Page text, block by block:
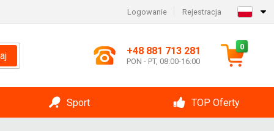
Logowanie Rejestracja
+48 881 713 281
PON - PT, 08:00-16:00
0
Sport TOP Oferty